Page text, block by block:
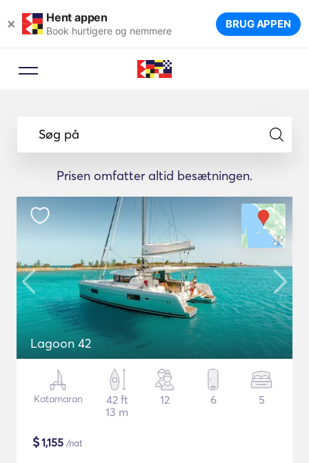
× Hent appen
Book hurtigere og nemmere BRUG APPEN
Søg på
Prisen omfatter altid besætningen.
Lagoon 42
Katamaran
42 ft
13 m
12 6 5
$1,155 /nat